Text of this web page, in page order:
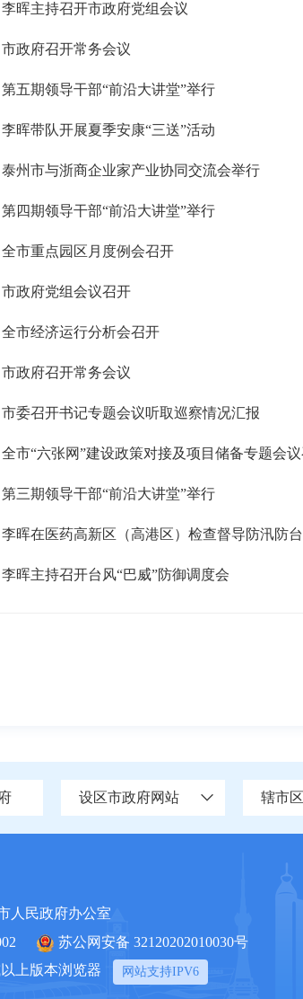
李晖主持召开市政府党组会议
市政府召开常务会议
第五期领导干部“前沿大讲堂”举行
李晖带队开展夏季安康“三送”活动
泰州市与浙商企业家产业协同交流会举行
第四期领导干部“前沿大讲堂”举行
全市重点园区月度例会召开
市政府党组会议召开
全市经济运行分析会召开
市政府召开常务会议
市委召开书记专题会议听取巡察情况汇报
全市“六张网”建设政策对接及项目储备专题会
第三期领导干部“前沿大讲堂”举行
李晖在医药高新区（高港区）检查督导防汛防
李晖主持召开台风“巴威”防御调度会
设区市政府网站 辖市
人民政府办公室
苏公网安备 32120202010030号
上版本浏览器
网站支持IPV6